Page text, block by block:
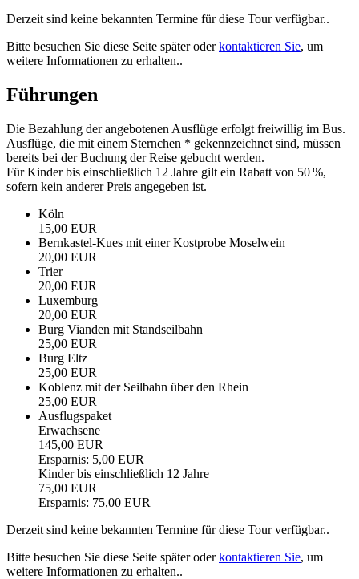
Derzeit sind keine bekannten Termine für diese Tour verfügbar..
Bitte besuchen Sie diese Seite später oderkontaktieren Sie, um
weitere Informationen zu erhalten..
Führungen
Die Bezahlung der angebotenen Ausflüge erfolgt freiwillig im Bus.
Ausflüge, die mit einem Sternchen * gekennzeichnet sind, müssen
bereits bei der Buchung der Reise gebucht werden.
Für Kinder bis einschließlich 12 Jahre gilt ein Rabatt von 50 %,
sofern kein anderer Preis angegeben ist.
Köln
15,00 EUR
Bernkastel-Kues mit einer Kostprobe Moselwein
20,00 EUR
Trier
20,00 EUR
Luxemburg
20,00 EUR
Burg Vianden mit Standseilbahn
25,00 EUR
Burg Eltz
25,00 EUR
Koblenz mit der Seilbahn über den Rhein
25,00 EUR
Ausflugspaket
Erwachsene
145,00 EUR
Ersparnis: 5,00 EUR
Kinder bis einschließlich 12 Jahre
75,00 EUR
Ersparnis: 75,00 EUR
Derzeit sind keine bekannten Termine für diese Tour verfügbar..
Bitte besuchen Sie diese Seite später oderkontaktieren Sie, um
weitere Informationen zu erhalten..